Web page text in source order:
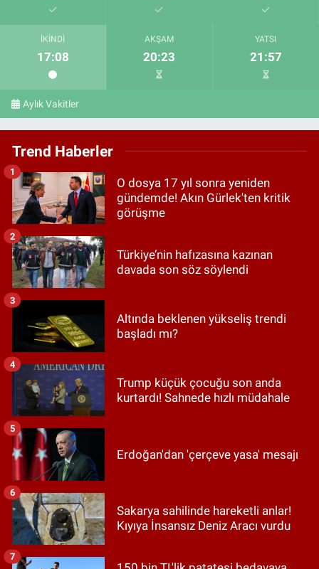
İKINDI
17:08
AKŞAM
20:23
YATSI
21:57
Aylık Vakitler
Trend Haberler
O dosya 17 yıl sonra yeniden
gündemde! Akın Gürlek'ten kritik
görüşme
1
Türkiye’nin hafızasına kazınan
davada son söz söylendi
2
Altında beklenen yükseliş trendi
başladı mı?
3
Trump küçük çocuğu son anda
kurtardı! Sahnede hızlı müdahale
4
Erdoğan'dan 'çerçeve yasa' mesajı
5
Sakarya sahilinde hareketli anlar!
Kıyıya İnsansız Deniz Aracı vurdu
6
7